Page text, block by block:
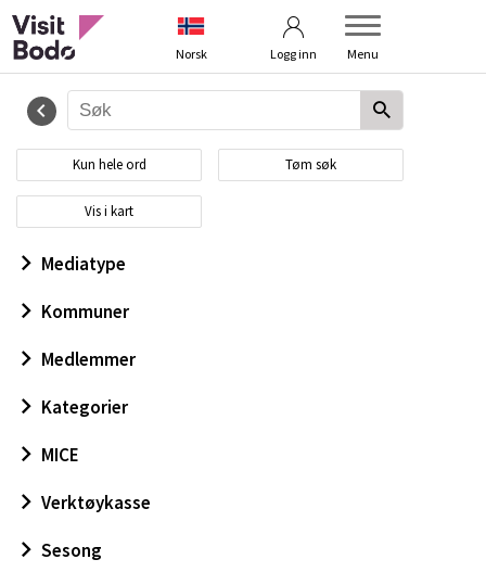
Norsk Logg inn Menu
Kontakt oss
Kun hele ord Tøm søk
Vis i kart
Mediatype
Kommuner
Medlemmer
Kategorier
MICE
Verktøykasse
Sesong